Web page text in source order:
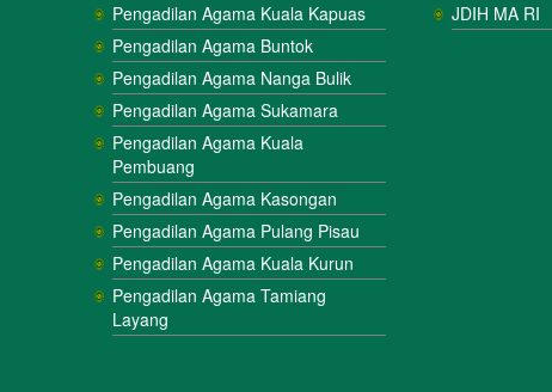
Pengadilan Agama Kuala Kapuas
Pengadilan Agama Buntok
Pengadilan Agama Nanga Bulik
Pengadilan Agama Sukamara
Pengadilan Agama Kuala
Pembuang
Pengadilan Agama Kasongan
Pengadilan Agama Pulang Pisau
Pengadilan Agama Kuala Kurun
Pengadilan Agama Tamiang
Layang
JDIH MA RI